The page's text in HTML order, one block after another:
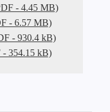
- 4.45 MB)
- 6.57 MB)
- 930.4 kB)
- 354.15 kB)